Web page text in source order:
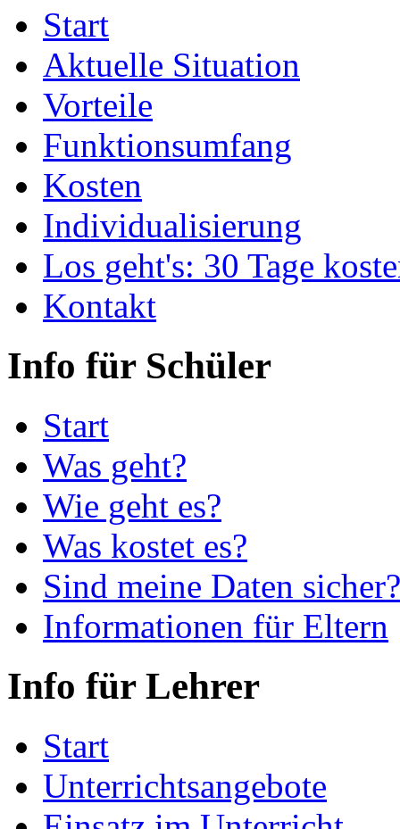
Start
Aktuelle Situation
Vorteile
Funktionsumfang
Kosten
Individualisierung
Los geht's: 30 Tage
Kontakt
Info für Schüler
Start
Was geht?
Wie geht es?
Was kostet es?
Sind meine Daten sicher?
Informationen für Eltern
Info für Lehrer
Start
Unterrichtsangebote